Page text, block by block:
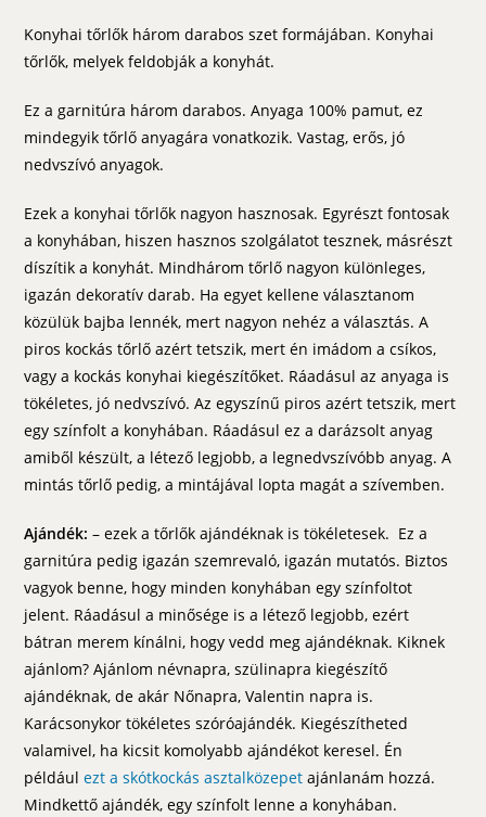
Konyhai tőrlők három darabos szet formájában. Konyhai
tőrlők, melyek feldobják a konyhát.
Ez a garnitúra három darabos. Anyaga 100% pamut, ez
mindegyik tőrlő anyagára vonatkozik. Vastag, erős, jó
nedvszívó anyagok.
Ezek a konyhai tőrlők nagyon hasznosak. Egyrészt fontosak
a konyhában, hiszen hasznos szolgálatot tesznek, másrészt
díszítik a konyhát. Mindhárom tőrlő nagyon különleges,
igazán dekoratív darab. Ha egyet kellene választanom
közülük bajba lennék, mert nagyon nehéz a választás. A
piros kockás tőrlő azért tetszik, mert én imádom a csíkos,
vagy a kockás konyhai kiegészítőket. Ráadásul az anyaga is
tökéletes, jó nedvszívó. Az egyszínű piros azért tetszik, mert
egy színfolt a konyhában. Ráadásul ez a darázsolt anyag
amiből készült, a létező legjobb, a legnedvszívóbb anyag. A
mintás tőrlő pedig, a mintájával lopta magát a szívemben.
Ajándék: – ezek a tőrlők ajándéknak is tökéletesek. Ez a
garnitúra pedig igazán szemrevaló, igazán mutatós. Biztos
vagyok benne, hogy minden konyhában egy színfoltot
jelent. Ráadásul a minősége is a létező legjobb, ezért
bátran merem kínálni, hogy vedd meg ajándéknak. Kiknek
ajánlom? Ajánlom névnapra, szülinapra kiegészítő
ajándéknak, de akár Nőnapra, Valentin napra is.
Karácsonykor tökéletes szóróajándék. Kiegészítheted
valamivel, ha kicsit komolyabb ajándékot keresel. Én
példáulezt a skótkockás asztalközepet ajánlanám hozzá.
Mindkettő ajándék, egy színfolt lenne a konyhában.